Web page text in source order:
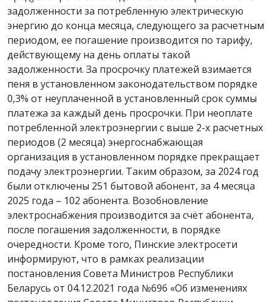
задолженности за потребленную электрическую
энергию до конца месяца, следующего за расчетным
периодом, ее погашение производится по тарифу,
действующему на день оплаты такой
задолженности. За просрочку платежей взимается
пеня в установленном законодательством порядке
0,3% от неуплаченной в установленный срок суммы
платежа за каждый день просрочки. При неоплате
потребленной электроэнергии c выше 2-х расчетных
периодов (2 месяца) энергоснабжающая
организация в установленном порядке прекращает
подачу электроэнергии. Таким образом, за 2024 год
были отключены 251 бытовой абонент, за 4 месяца
2025 года – 102 абонента. Возобновление
электроснабжения производится за счёт абонента,
после погашения задолженности, в порядке
очередности. Кроме того, Пинские электросети
информируют, что в рамках реализации
постановления Совета Министров Республики
Беларусь от 04.12.2021 года №696 «Об изменениях